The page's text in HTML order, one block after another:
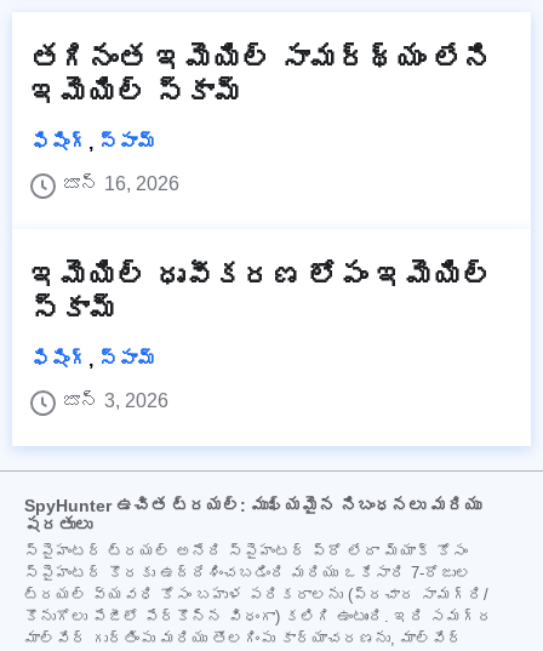
తగినంత ఇమెయిల్ సామర్థ్యం లేని
ఇమెయిల్ స్కామ్
ఫిషింగ్ , స్పామ్
జూన్ 16, 2026
ఇమెయిల్ ధృవీకరణ లోపం ఇమెయిల్
స్కామ్
ఫిషింగ్ , స్పామ్
జూన్ 3, 2026
SpyHunter ఉచిత ట్రయల్: ముఖ్యమైన నిబంధనలు మరియు
షరతులు
స్పైహంటర్ ట్రయల్ అనేది స్పైహంటర్ ప్రో లేదా మ్యాక్ కోసం
స్పైహంటర్ కొరకు ఉద్దేశించబడింది మరియు ఒకేసారి 7-రోజుల
ట్రయల్ వ్యవధి కోసం బహుళ పరికరాలను (ప్రచార సామగ్రి/
కొనుగోలు పేజీలో పేర్కొన్న విధంగా) కలిగి ఉంటుంది. ఇది సమగ్ర
మాల్వేర్ గుర్తింపు మరియు తొలగింపు కార్యాచరణను, మాల్వేర్